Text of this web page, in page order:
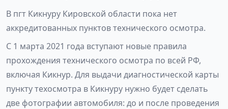
В пгт Кикнуру Кировской области пока нет
аккредитованных пунктов технического осмотра.
С 1 марта 2021 года вступают новые правила
прохождения технического осмотра по всей РФ,
включая Кикнур. Для выдачи диагностической карты
пункту техосмотра в Кикнуру нужно будет сделать
две фотографии автомобиля: до и после проведения